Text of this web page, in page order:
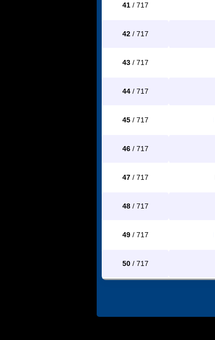
41/ 717
42/ 717
43/ 717
44/ 717
45/ 717
46/ 717
47/ 717
48/ 717
49/ 717
50/ 717